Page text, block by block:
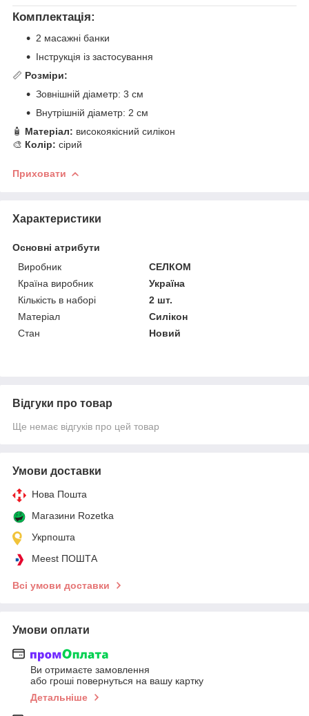
Комплектація:
2 масажні банки
Інструкція із застосування
📏 Розміри:
Зовнішній діаметр: 3 см
Внутрішній діаметр: 2 см
🧴 Матеріал: високоякісний силікон
🎨 Колір: сірий
Приховати
Характеристики
Основні атрибути
Виробник
СЕЛКОМ
Країна виробник
Україна
Кількість в наборі
2 шт.
Матеріал
Силікон
Стан
Новий
Відгуки про товар
Ще немає відгуків про цей товар
Умови доставки
Нова Пошта
Магазини Rozetka
Укрпошта
Meest ПОШТА
Всі умови доставки
Умови оплати
Ви отримаєте замовлення
або гроші повернуться на вашу картку
Детальніше